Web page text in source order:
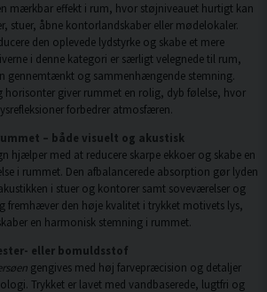
mærkbar effekt i rum, hvor støjniveauet hurtigt kan
stuer, åbne kontorlandskaber eller mødelokaler.
den oplevede lydstyrke og skabe et mere
i denne kategori er særligt velegnede til rum,
gennemtænkt og sammenhængende stemning.
horisonter giver rummet en rolig, dyb følelse, hvor
forbedrer atmosfæren.
– både visuelt og akustisk
hjælper med at reducere skarpe ekkoer og skabe en
i rummet. Den afbalancerede absorption gør lyden
i stuer og kontorer samt soveværelser og
fremhæver den høje kvalitet i trykket motivets lys,
en harmonisk stemning i rummet.
eller bomuldsstof
gengives med høj farvepræcision og detaljer
Trykket er lavet med vandbaserede, lugtfri og